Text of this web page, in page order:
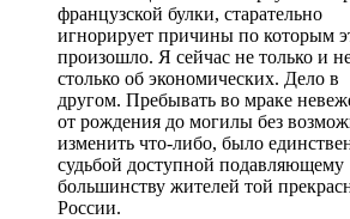
французской булки, старательно
игнорирует причины по которым
произошло. Я сейчас не только и
столько об экономических. Дело в
другом. Пребывать во мраке
от рождения до могилы без
изменить что-либо, было
судьбой доступной подавляющему
большинству жителей той
России.